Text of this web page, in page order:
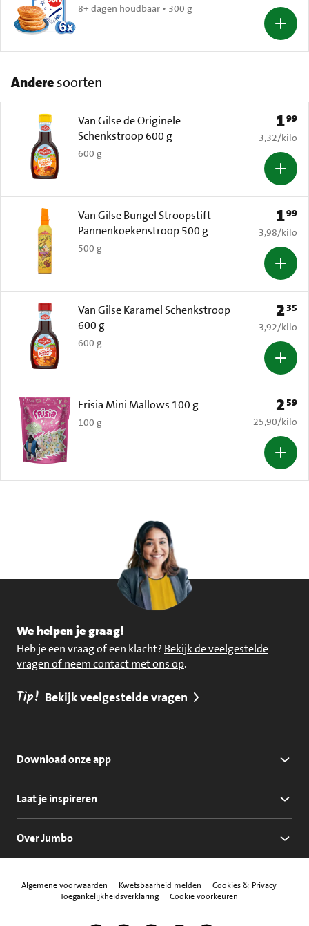
8+ dagen houdbaar • 300 g
Anderesoorten
Van Gilse de Originele
Schenkstroop 600 g
600 g
Prijs:
199
€ 3,32 per
3,32/kilo
Van Gilse Bungel Stroopstift
Pannenkoekenstroop 500 g
500 g
Prijs:
199
€ 3,98 per
3,98/kilo
Van Gilse Karamel Schenkstroop
600 g
600 g
Prijs:
235
€ 3,92 per
3,92/kilo
Frisia Mini Mallows 100 g
100 g
Prijs:
259
€ 25,90 per
25,90/kilo
We helpen je graag!
Heb je een vraag of een klacht? Bekijk de veelgestelde
vragen of neem contact met ons op.
Tip! Bekijk veelgestelde vragen
Download onze app
Laat je inspireren
Over Jumbo
Algemene voorwaarden Kwetsbaarheid melden
Cookies & Privacy
Toegankelijkheidsverklaring
Cookie voorkeuren